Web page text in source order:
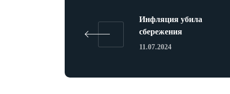
Инфляция убила
сбережения
11.07.2024